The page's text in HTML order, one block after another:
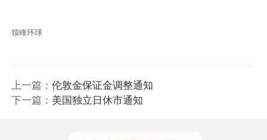
领峰环球
上一篇：伦敦金保证金调整通知
下一篇： 美国独立日休市通知